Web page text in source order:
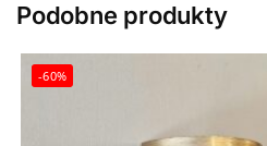
Podobne produkty
-60%